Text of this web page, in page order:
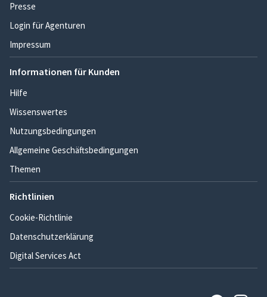
Presse
Login für Agenturen
Impressum
Informationen für Kunden
Hilfe
Wissenswertes
Nutzungsbedingungen
Allgemeine Geschäftsbedingungen
Themen
Richtlinien
Cookie-Richtlinie
Datenschutzerklärung
Digital Services Act